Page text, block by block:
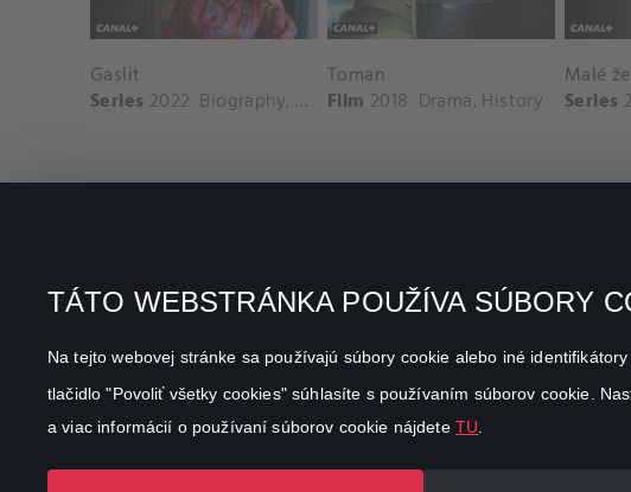
TÁTO WEBSTRÁNKA POUŽÍVA SÚBORY
Na tejto webovej stránke sa používajú súbory cookie alebo iné
tlačidlo "Povoliť všetky cookies" súhlasíte s používaním súborov cookie.
a viac informácií o používaní súborov cookie nájdete TU
Gaslit
Series 2022 Biography, Drama,History
Toman
Film 2018 Drama, History
Malé
Series
Favourite genres
Drama
Comedy
Documentaries
Terms conditions
Privacy policy
FAQ
My profile